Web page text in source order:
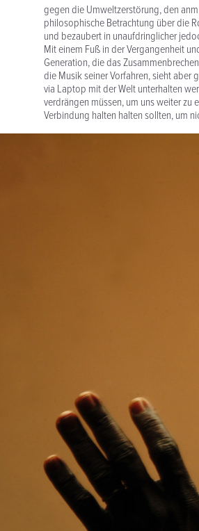
gegen die Umweltzerstörung, den
philosophische Betrachtung über die
und bezaubert in unaufdringlicher
Mit einem Fuß in der Vergangenheit
Generation, die das
die Musik seiner Vorfahren, sieht aber
via Laptop mit der Welt unterhalten
verdrängen müssen, um uns weiter
Verbindung halten halten sollten, um